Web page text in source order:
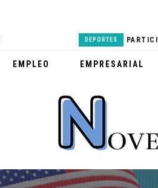
DEPORTES
EMPLEO EMPRESARIAL